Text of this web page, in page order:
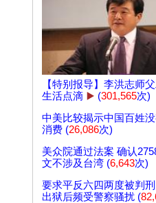
【特别报导】李洪志师
生活点滴 ▶️ (301,565次)
中美比较揭示中国百姓
消费 (26,086次)
美众院通过法案 确认
文不涉及台湾 (6,643次)
要求平反六四两度被判
出狱后频受警察骚扰 (